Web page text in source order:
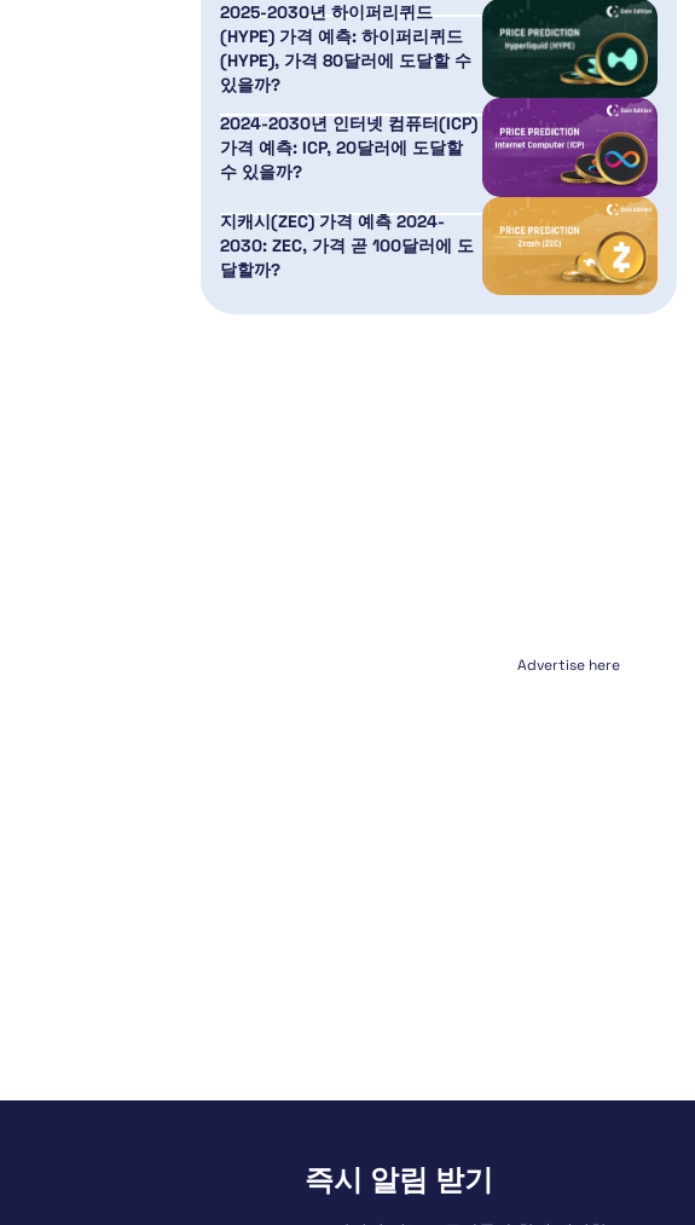
2025-2030년 하이퍼리퀴드
(HYPE) 가격 예측: 하이퍼리퀴드
(HYPE), 가격 80달러에 도달할 수
있을까?
2024-2030년 인터넷 컴퓨터(ICP)
가격 예측: ICP, 20달러에 도달할
수 있을까?
지캐시(ZEC) 가격 예측 2024-
2030: ZEC, 가격 곧 100달러에 도
달할까?
Advertise here
즉시 알림 받기